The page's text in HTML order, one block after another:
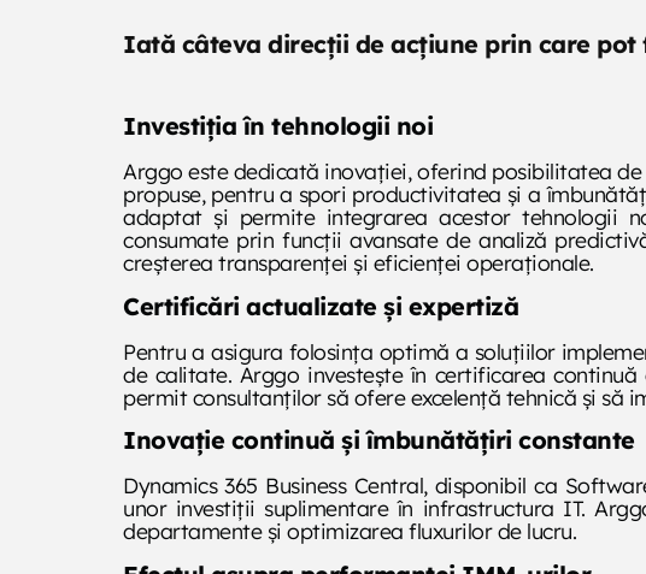
Iată câteva direcţii de acţiune prin care
Investiția în tehnologii noi
Arggo este dedicată inovației, oferind posibilitatea
propuse, pentru a spori productivitatea și a
adaptat și permite integrarea acestor tehnologii
consumate prin funcții avansate de analiză
creșterea transparenței și eficienței operaționale.
Certificări actualizate și expertiză
Pentru a asigura folosința optimă a soluțiilor
de calitate. Arggo investește în certificarea continuă
permit consultanților să ofere excelență tehnică și să
Inovație continuă și îmbunătățiri constante
Dynamics 365 Business Central, disponibil ca
unor investiții suplimentare în infrastructura IT.
departamente și optimizarea fluxurilor de lucru.